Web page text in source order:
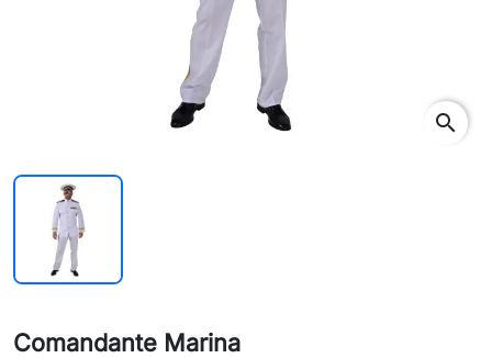
search
Comandante Marina